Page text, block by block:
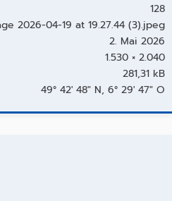
128
2026-04-19 at 19.27.44 (3).jpeg
2. Mai 2026
1.530 × 2.040
281,31 kB
49° 42' 48" N, 6° 29' 47" O